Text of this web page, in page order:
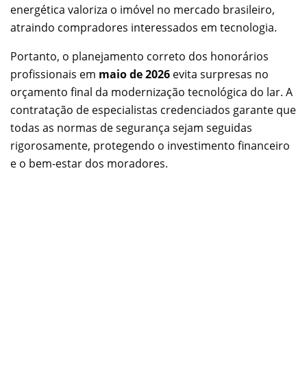
energética valoriza o imóvel no mercado brasileiro,
atraindo compradores interessados em tecnologia.
Portanto, o planejamento correto dos honorários
profissionais em maio de 2026 evita surpresas no
orçamento final da modernização tecnológica do lar. A
contratação de especialistas credenciados garante que
todas as normas de segurança sejam seguidas
rigorosamente, protegendo o investimento financeiro
e o bem-estar dos moradores.